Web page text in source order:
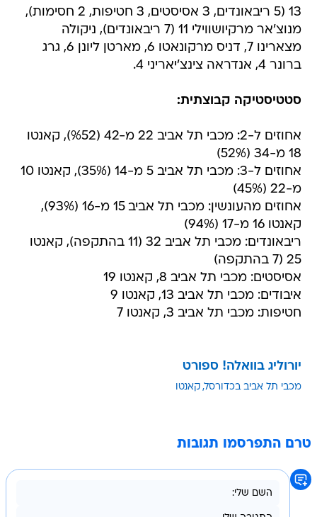
13 (5 ריבאונדים, 3 אסיסטים, 3 חטיפות, 2 חסימות),
מנוצ'אר מרקיושווילי 11 (7 ריבאונדים), ניקולה
מצארינו 7, דניס מרקונאטו 6, מארטן ליונן 6, גרג
ברונר 4, אנדראה צינצ'יאריני 4.
סטטיסטיקה קבוצתית:
אחוזים ל-2: מכבי תל אביב 22 מ-42 (%52), קאנטו
18 מ-34 (52%)
אחוזים ל-3: מכבי תל אביב 5 מ-14 (35%), קאנטו 10
מ-22 (45%)
אחוזים מהעונשין: מכבי תל אביב 15 מ-16 (93%),
קאנטו 16 מ-17 (94%)
ריבאונדים: מכבי תל אביב 32 (11 בהתקפה), קאנטו
25 (7 בהתקפה)
אסיסטים: מכבי תל אביב 8, קאנטו 19
איבודים: מכבי תל אביב 13, קאנטו 9
חטיפות: מכבי תל אביב 3, קאנטו 7
יורוליג בוואלה! ספורט
מכבי תל אביב בכדורסל קאנטו
טרם התפרסמו תגובות